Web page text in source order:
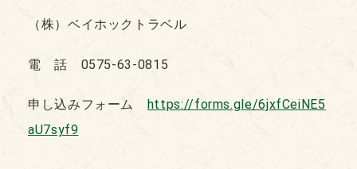
（株）ベイホックトラベル
電 話 0575-63-0815
申し込みフォーム https://forms.gle/6jxfCeiNE5
aU7syf9